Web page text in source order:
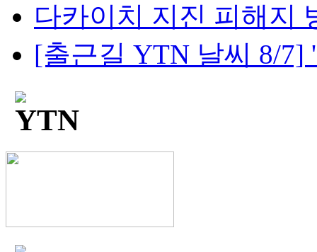
다카이치 지진 피해지
[출근길 YTN 날씨 8/7]